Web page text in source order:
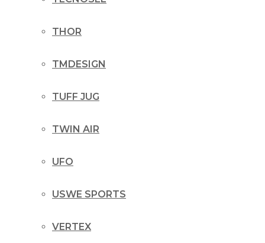
THOR
TMDESIGN
TUFF JUG
TWIN AIR
UFO
USWE SPORTS
VERTEX